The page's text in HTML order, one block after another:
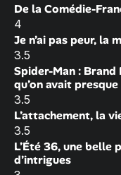
De la Comédie-
4
Je n’ai pas peur, la
3.5
Spider-Man : Brand
qu’on avait
3.5
L’attachement, la
3.5
L’Été 36, une belle
d’intrigues